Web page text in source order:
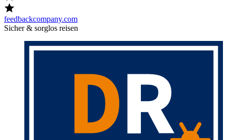
feedbackcompany.com
Sicher & sorglos reisen